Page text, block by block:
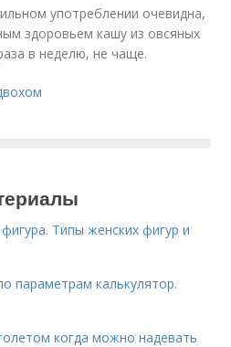
употреблении очевидна,
здоровьем кашу из овсяных
в неделю, не чаще.
Типы женских фигур и
параметрам калькулятор.
когда можно надевать